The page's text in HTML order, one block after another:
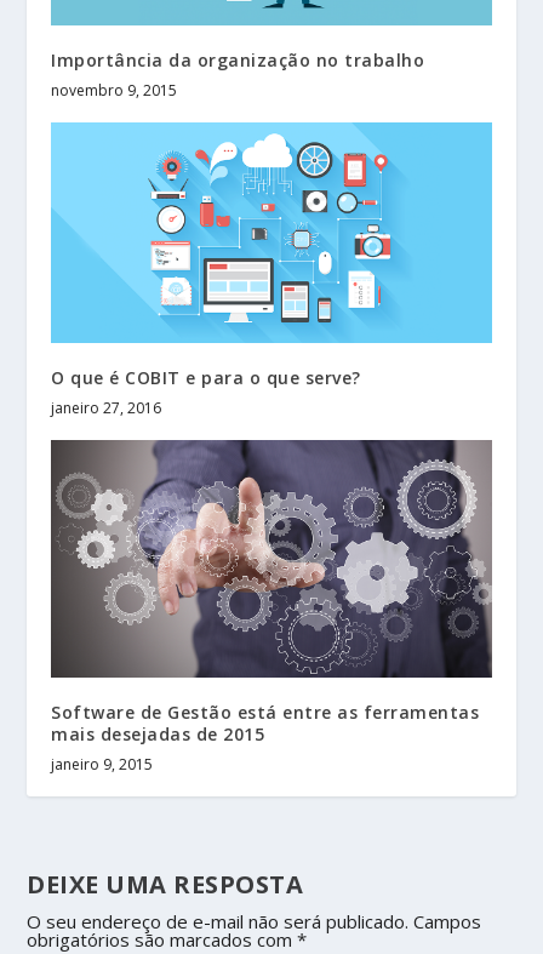
Importância da organização no trabalho
novembro 9, 2015
O que é COBIT e para o que serve?
janeiro 27, 2016
Software de Gestão está entre as ferramentas
mais desejadas de 2015
janeiro 9, 2015
DEIXE UMA RESPOSTA
O seu endereço de e-mail não será publicado. Campos
obrigatórios são marcados com*